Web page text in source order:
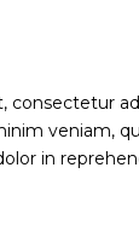
consectetur
veniam,
in